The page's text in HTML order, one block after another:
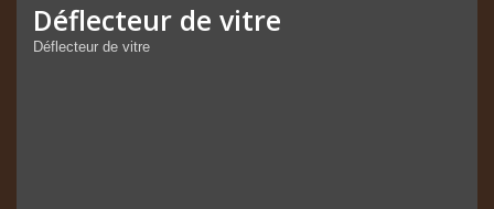
Déflecteur de vitre
Déflecteur de vitre